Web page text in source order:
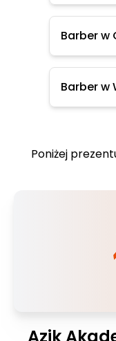
Barber w
Barber w
Poniżej